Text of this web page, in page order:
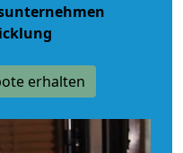
erhalten